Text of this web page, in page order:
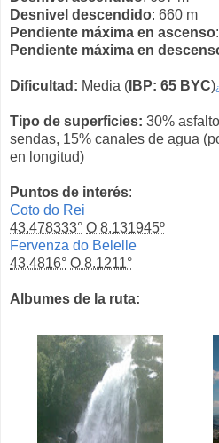
Desnivel descendido: 660 m
Pendiente máxima en ascenso
Pendiente máxima en
Dificultad: Media ( IBP: 65 BYC)
Tipo de superficies: 30%
sendas, 15% canales de agua
en longitud)
Puntos de interés:
Coto do Rei
43.478333° O 8.131945º
Fervenza do Belelle
43.4816° O 8.1211°
Albumes de la ruta: